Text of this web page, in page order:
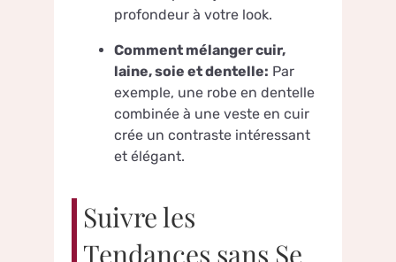
profondeur à votre look.
Comment mélanger cuir,
laine, soie et dentelle: Par
exemple, une robe en dentelle
combinée à une veste en cuir
crée un contraste intéressant
et élégant.
Suivre les
Tendances sans Se